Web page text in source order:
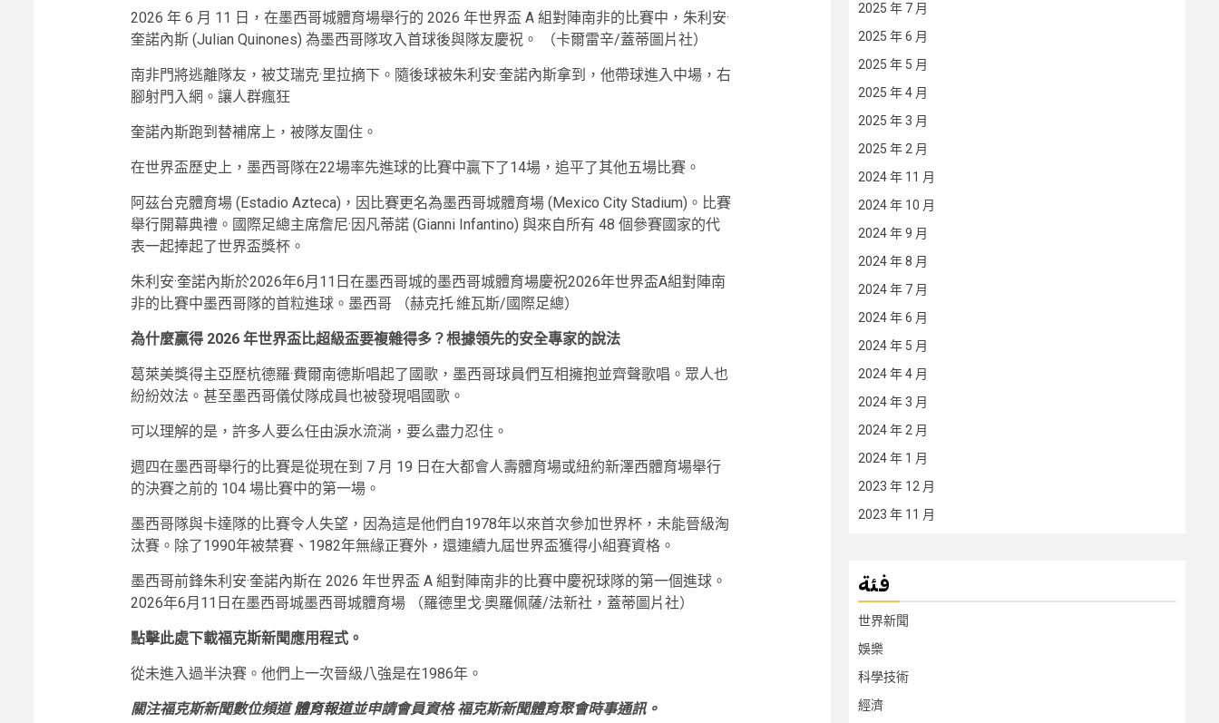
2026 年 6 月 11 日，在墨西哥城體育場舉行的 2026 年世界盃 A 組對陣南非的比賽中，朱利安·
奎諾內斯 (Julian Quinones) 為墨西哥隊攻入首球後與隊友慶祝。
（卡爾雷辛/蓋蒂圖片社）
南非門將逃離隊友，被艾瑞克·里拉摘下。隨後球被朱利安·奎諾內斯拿到，他帶球進入中場，右
腳射門入網。讓人群瘋狂
奎諾內斯跑到替補席上，被隊友圍住。
在世界盃歷史上，墨西哥隊在22場率先進球的比賽中贏下了14場，追平了其他五場比賽。
阿茲台克體育場 (Estadio Azteca)，因比賽更名為墨西哥城體育場 (Mexico City Stadium)。比賽
舉行開幕典禮。國際足總主席詹尼·因凡蒂諾 (Gianni Infantino) 與來自所有 48 個參賽國家的代
表一起捧起了世界盃獎杯。
朱利安·奎諾內斯於2026年6月11日在墨西哥城的墨西哥城體育場慶祝2026年世界盃A組對陣南
非的比賽中墨西哥隊的首粒進球。墨西哥
（赫克托·維瓦斯/國際足總）
為什麼贏得 2026 年世界盃比超級盃要複雜得多？根據領先的安全專家的說法
葛萊美獎得主亞歷杭德羅·費爾南德斯唱起了國歌，墨西哥球員們互相擁抱並齊聲歌唱。眾人也
紛紛效法。甚至墨西哥儀仗隊成員也被發現唱國歌。
可以理解的是，許多人要么任由淚水流淌，要么盡力忍住。
週四在墨西哥舉行的比賽是從現在到 7 月 19 日在大都會人壽體育場或紐約新澤西體育場舉行
的決賽之前的 104 場比賽中的第一場。
墨西哥隊與卡達隊的比賽令人失望，因為這是他們自1978年以來首次參加世界杯，未能晉級淘
汰賽。除了1990年被禁賽、1982年無緣正賽外，還連續九屆世界盃獲得小組賽資格。
墨西哥前鋒朱利安·奎諾內斯在 2026 年世界盃 A 組對陣南非的比賽中慶祝球隊的第一個進球。
2026年6月11日在墨西哥城墨西哥城體育場
（羅德里戈·奧羅佩薩/法新社，蓋蒂圖片社）
點擊此處下載福克斯新聞應用程式。
從未進入過半決賽。他們上一次晉級八強是在1986年。
關注福克斯新聞數位頻道體育報道並申請會員資格福克斯新聞體育聚會時事通訊。
2025 年 7 月
2025 年 6 月
2025 年 5 月
2025 年 4 月
2025 年 3 月
2025 年 2 月
2024 年 11 月
2024 年 10 月
2024 年 9 月
2024 年 8 月
2024 年 7 月
2024 年 6 月
2024 年 5 月
2024 年 4 月
2024 年 3 月
2024 年 2 月
2024 年 1 月
2023 年 12 月
2023 年 11 月
فئة
世界新聞
娛樂
科學技術
經濟